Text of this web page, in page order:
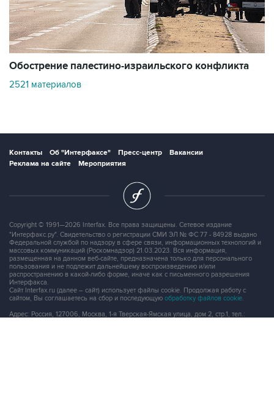
Обострение палестино-израильского конфликта
2521 материалов
Контакты Об "Интерфаксе" Пресс-центр
Вакансии
Реклама на сайте
Мероприятия
Copyright © 1991—2026 Interfax. Все права защищены. Сетевое издание
"Интерфакс.ру". Свидетельство о регистрации СМИ ЭЛ № ФС 77 - 84928 выдано
Федеральной службой по надзору в сфере связи, информационных технологий и
массовых коммуникаций (Роскомнадзор) 21.03.2023. Вся информация,
размещенная на данном веб-сайте, предназначена только для персонального
пользования и не подлежит дальнейшему воспроизведению и/или
распространению в какой-либо форме, иначе как с письменного разрешения
Интерфакса.
Сайт Interfax.ru (далее – сайт) использует файлы cookie. Продолжая работу с
сайтом, Вы соглашаетесь на сбор и последующую обработку файлов cookie.
Адрес: Россия, 127006, Москва, 1-я Тверская-Ямская улица, дом 2, стр.1, тел.: